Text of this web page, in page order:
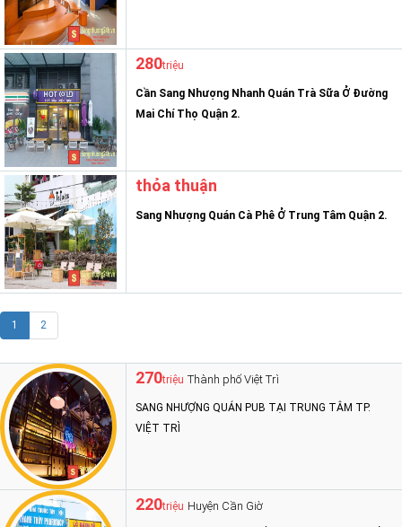
280triệu
Cần Sang Nhượng Nhanh Quán Trà Sữa Ở Đường
Mai Chí Thọ Quận 2.
thỏa thuận
Sang Nhượng Quán Cà Phê Ở Trung Tâm Quận 2.
1 2
270triệu Thành phố Việt Trì
SANG NHƯỢNG QUÁN PUB TẠI TRUNG TÂM TP.
VIỆT TRÌ
220triệu Huyện Cần Giờ